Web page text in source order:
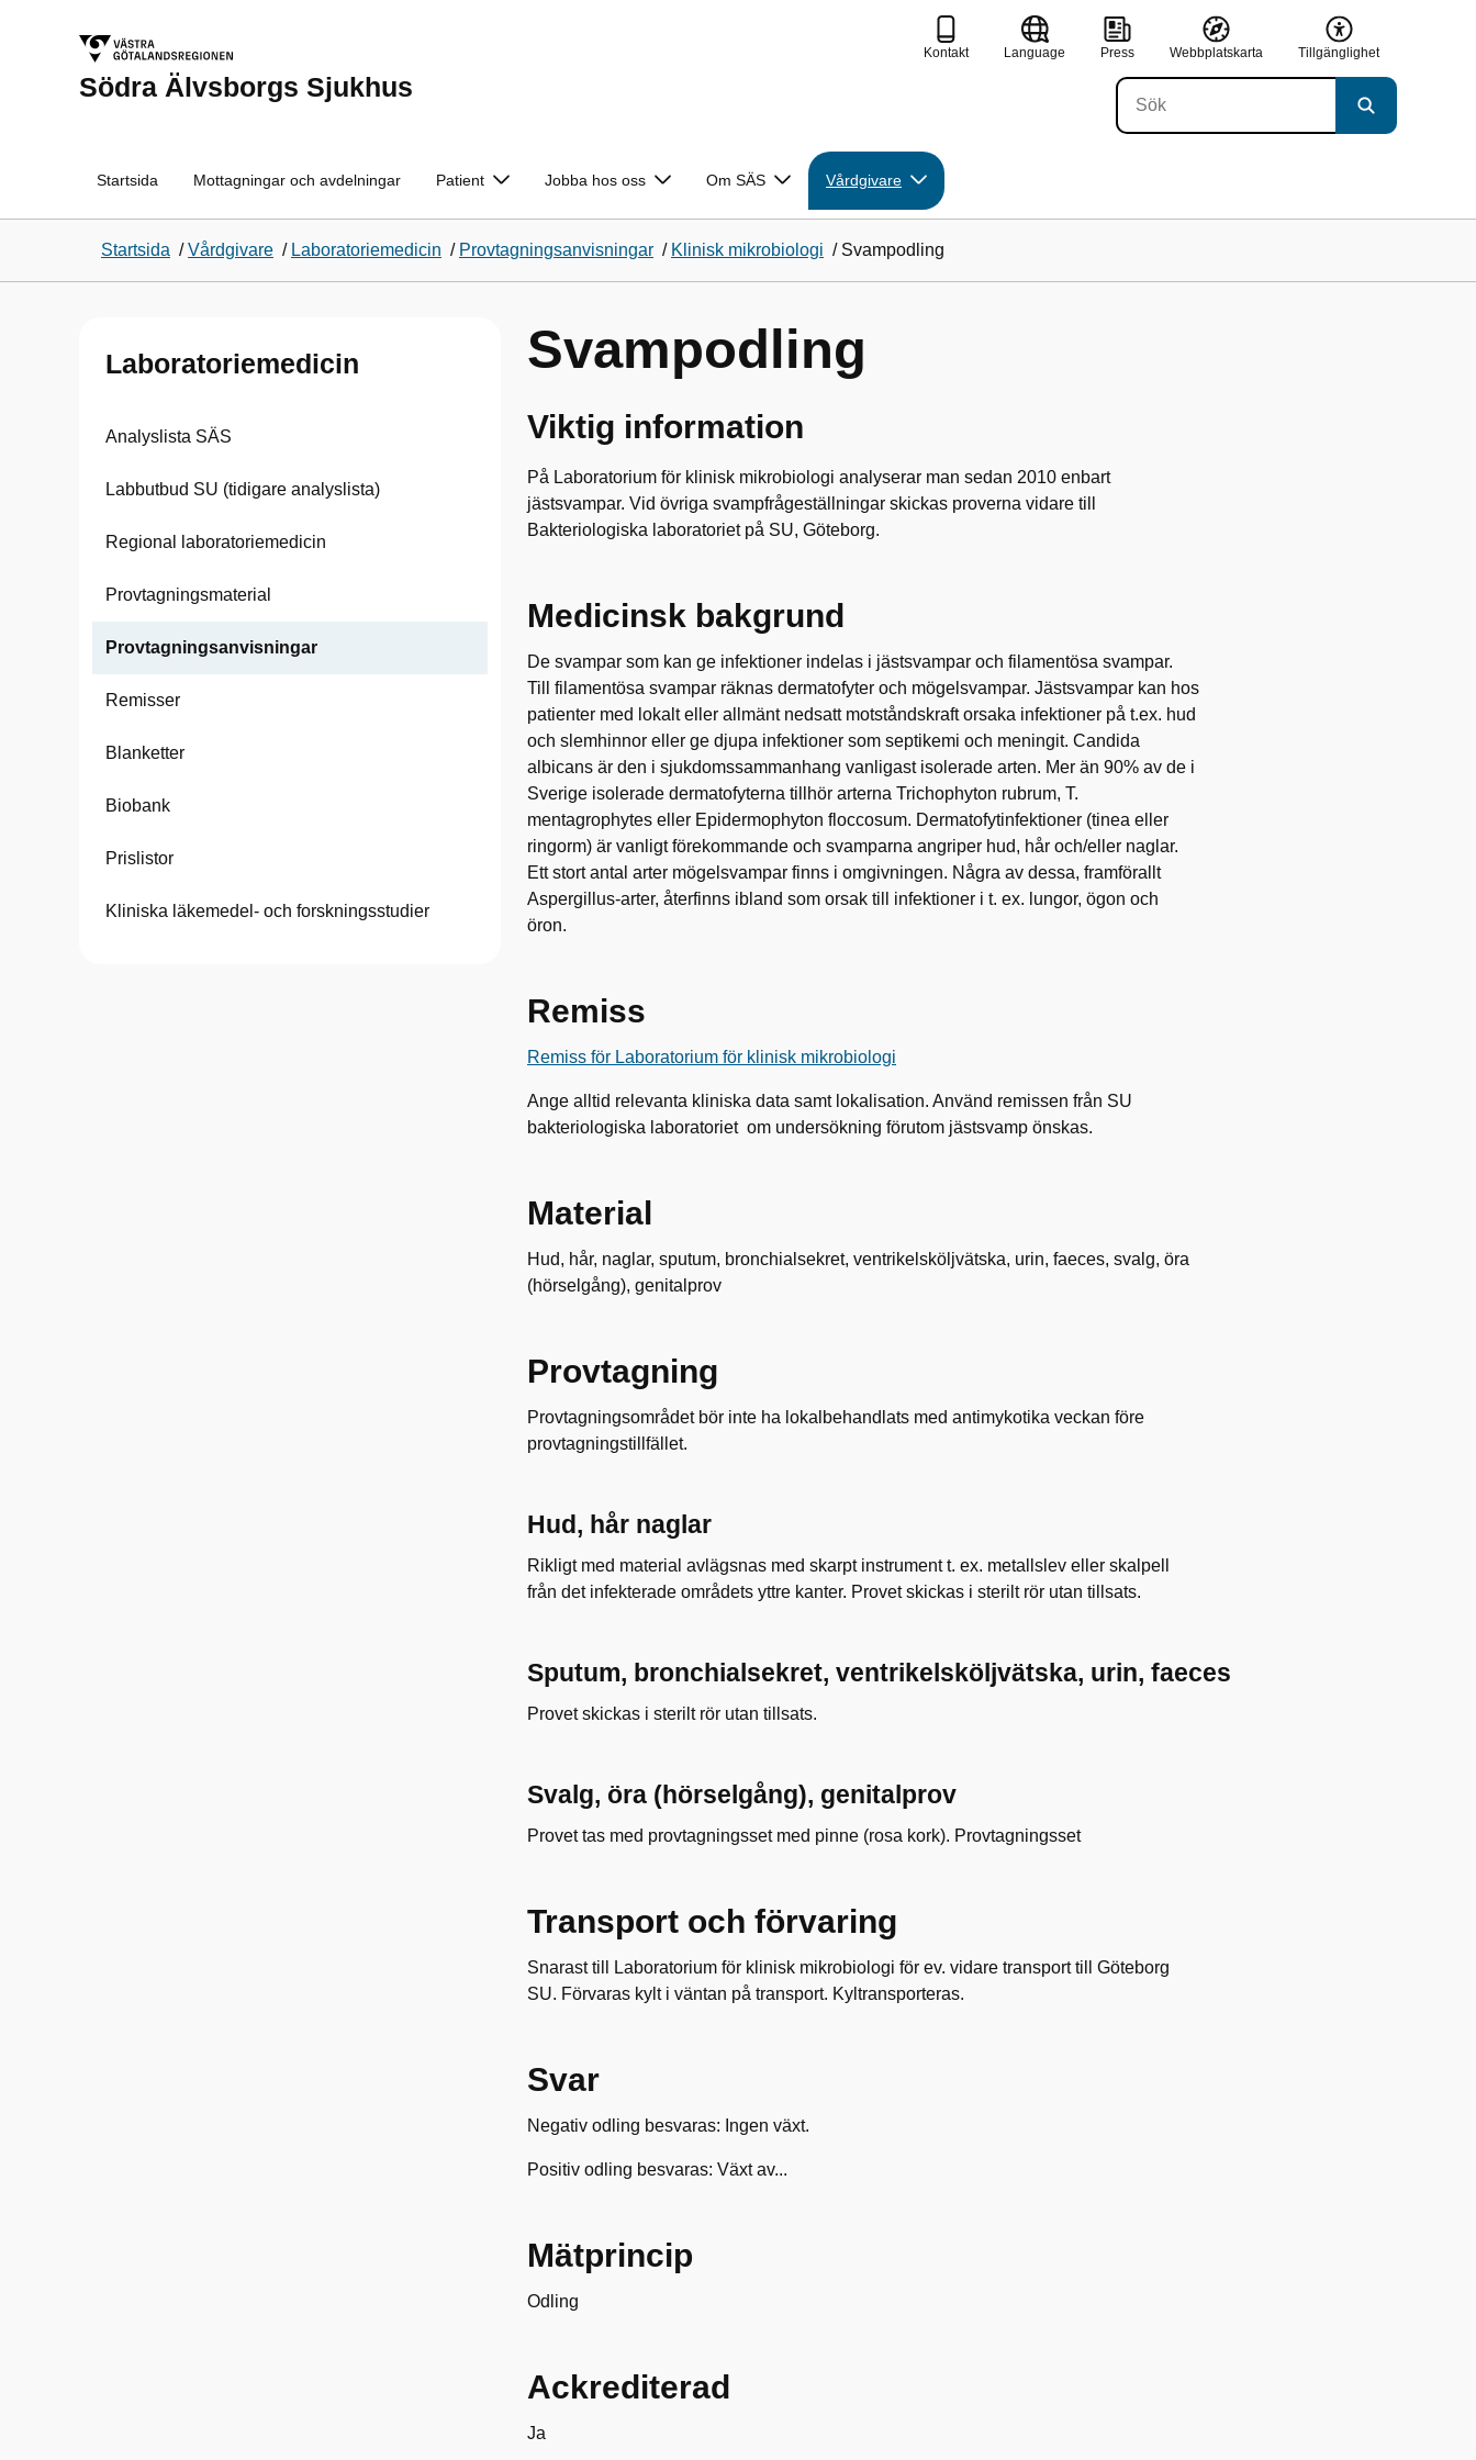
Södra Älvsborgs Sjukhus
Kontakt Language Press Webbplatskarta Tillgänglighet
Startsida Mottagningar och avdelningar Patient Jobba hos oss Om SÄS Vårdgivare
Startsida /Vårdgivare / Laboratoriemedicin / Provtagningsanvisningar / Klinisk mikrobiologi / Svampodling
Laboratoriemedicin
Analyslista SÄS
Labbutbud SU (tidigare analyslista)
Regional laboratoriemedicin
Provtagningsmaterial
Provtagningsanvisningar
Remisser
Blanketter
Biobank
Prislistor
Kliniska läkemedel- och forskningsstudier
Svampodling
Viktig information
På Laboratorium för klinisk mikrobiologi analyserar man sedan 2010 enbart
jästsvampar. Vid övriga svampfrågeställningar skickas proverna vidare till
Bakteriologiska laboratoriet på SU, Göteborg.
Medicinsk bakgrund
De svampar som kan ge infektioner indelas i jästsvampar och filamentösa svampar.
Till filamentösa svampar räknas dermatofyter och mögelsvampar. Jästsvampar kan hos
patienter med lokalt eller allmänt nedsatt motståndskraft orsaka infektioner på t.ex. hud
och slemhinnor eller ge djupa infektioner som septikemi och meningit. Candida
albicans är den i sjukdomssammanhang vanligast isolerade arten. Mer än 90% av de i
Sverige isolerade dermatofyterna tillhör arterna Trichophyton rubrum, T.
mentagrophytes eller Epidermophyton floccosum. Dermatofytinfektioner (tinea eller
ringorm) är vanligt förekommande och svamparna angriper hud, hår och/eller naglar.
Ett stort antal arter mögelsvampar finns i omgivningen. Några av dessa, framförallt
Aspergillus-arter, återfinns ibland som orsak till infektioner i t. ex. lungor, ögon och
öron.
Remiss
Remiss för Laboratorium för klinisk mikrobiologi
Ange alltid relevanta kliniska data samt lokalisation. Använd remissen från SU
bakteriologiska laboratoriet om undersökning förutom jästsvamp önskas.
Material
Hud, hår, naglar, sputum, bronchialsekret, ventrikelsköljvätska, urin, faeces, svalg, öra
(hörselgång), genitalprov
Provtagning
Provtagningsområdet bör inte ha lokalbehandlats med antimykotika veckan före
provtagningstillfället.
Hud, hår naglar
Rikligt med material avlägsnas med skarpt instrument t. ex. metallslev eller skalpell
från det infekterade områdets yttre kanter. Provet skickas i sterilt rör utan tillsats.
Sputum, bronchialsekret, ventrikelsköljvätska, urin, faeces
Provet skickas i sterilt rör utan tillsats.
Svalg, öra (hörselgång), genitalprov
Provet tas med provtagningsset med pinne (rosa kork). Provtagningsset
Transport och förvaring
Snarast till Laboratorium för klinisk mikrobiologi för ev. vidare transport till Göteborg
SU. Förvaras kylt i väntan på transport. Kyltransporteras.
Svar
Negativ odling besvaras: Ingen växt.
Positiv odling besvaras: Växt av...
Mätprincip
Odling
Ackrediterad
Ja